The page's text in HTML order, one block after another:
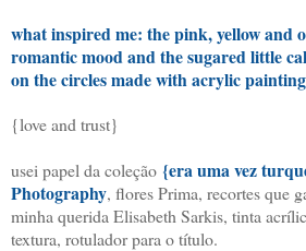
what inspired me: the pink, yellow and
romantic mood and the sugared little
on the circles made with acrylic
{love and trust}
usei papel da coleção {era uma vez
Photography, flores Prima, recortes que
minha querida Elisabeth Sarkis, tinta
textura, rotulador para o título.